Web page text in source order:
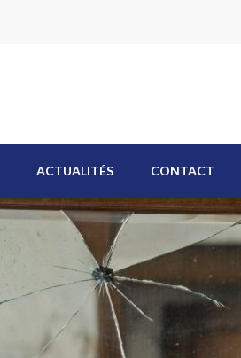
ACTUALITÉS CONTACT